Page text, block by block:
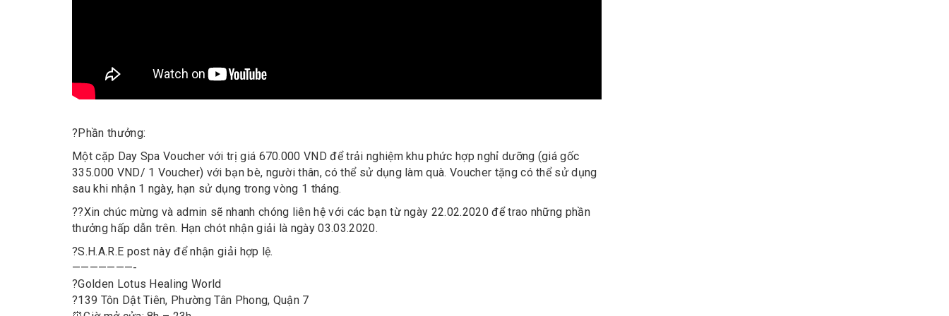
?Phần thưởng:
Một cặp Day Spa Voucher với trị giá 670.000 VND để trải nghiệm khu phức hợp nghỉ dưỡng (giá gốc
335.000 VND/ 1 Voucher) với bạn bè, người thân, có thể sử dụng làm quà. Voucher tặng có thể sử dụng
sau khi nhận 1 ngày, hạn sử dụng trong vòng 1 tháng.
??Xin chúc mừng và admin sẽ nhanh chóng liên hệ với các bạn từ ngày 22.02.2020 để trao những phần
thưởng hấp dẫn trên. Hạn chót nhận giải là ngày 03.03.2020.
?S.H.A.R.E post này để nhận giải hợp lệ.
———————-
?Golden Lotus Healing World
?139 Tôn Dật Tiên, Phường Tân Phong, Quận 7